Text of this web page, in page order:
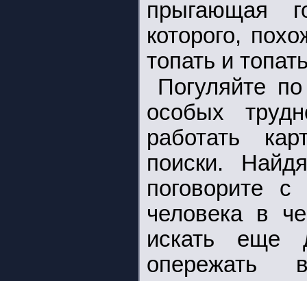
прыгающая
которого,
топать и
Погуляйте
особых
работать
поиски.
поговорите
человека в
искать еще
опережать